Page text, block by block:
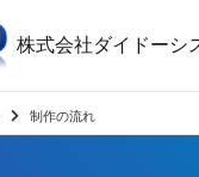
株式会社ダイドーシ
制作の流れ